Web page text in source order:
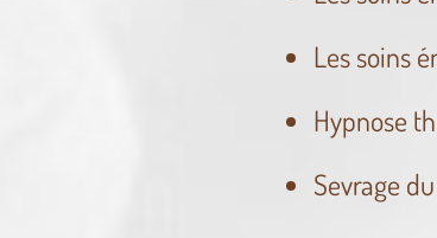
Les soins
Hypnose
Sevrage